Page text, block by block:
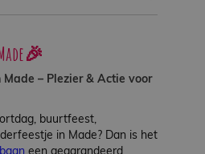
– Plezier & Actie voor
buurtfeest,
in Made? Dan is het